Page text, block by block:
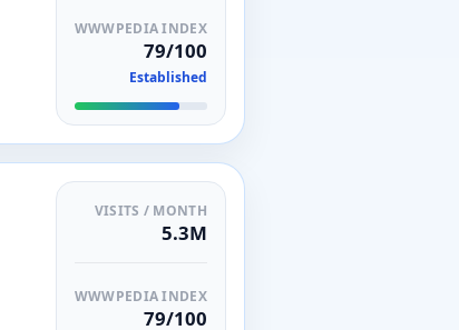
WWWPEDIA INDEX
79/100
Established
VISITS / MONTH
5.3M
WWWPEDIA INDEX
79/100